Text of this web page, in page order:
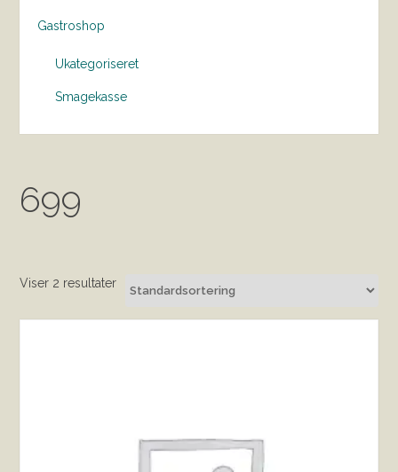
Gastroshop
Ukategoriseret
Smagekasse
699
Viser 2 resultater